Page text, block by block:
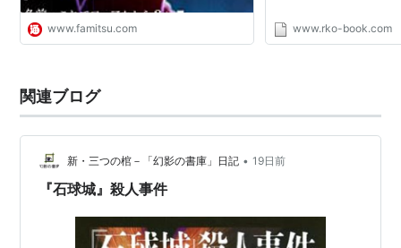
www.famitsu.com www.rko-book.com
関連ブログ
新・三つの棺－「幻影の書庫」日記 • 19日前
『石球城』殺人事件